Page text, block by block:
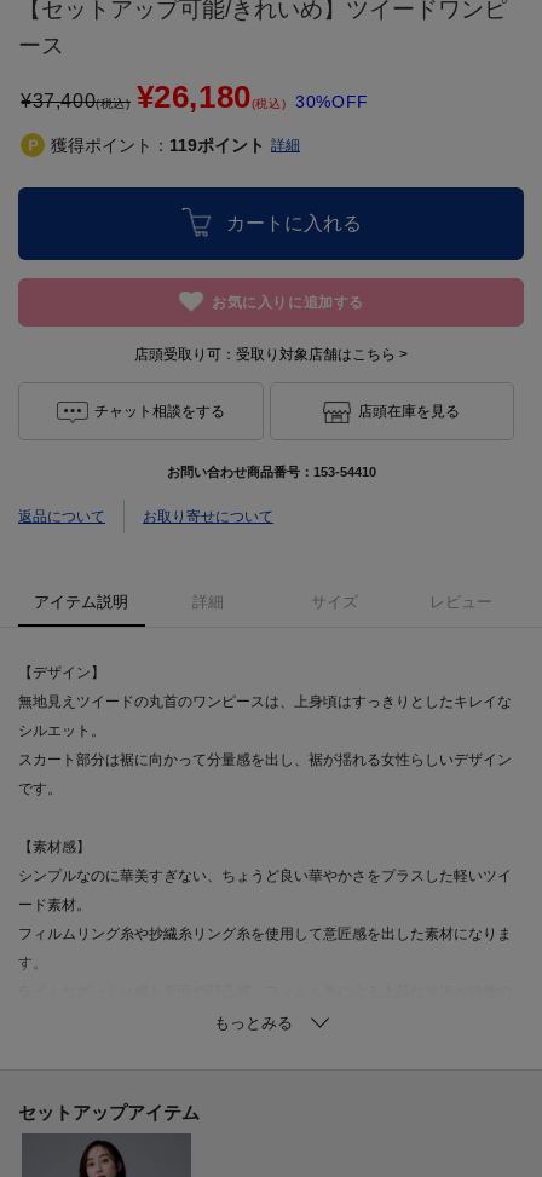
【セットアップ可能/きれいめ】ツイードワンピ
ース
¥37,400(税込) ¥26,180(税込) 30%OFF
獲得ポイント： 119ポイント 詳細
カートに入れる
お気に入りに追加する
店頭受取り可： 受取り対象店舗はこちら >
チャット相談をする 店頭在庫を見る
お問い合わせ商品番号： 153-54410
返品について お取り寄せについて
アイテム説明 詳細 サイズ レビュー
【デザイン】
無地見えツイードの丸首のワンピースは、上身頃はすっきりとしたキレイな
シルエット。
スカート部分は裾に向かって分量感を出し、裾が揺れる女性らしいデザイン
です。
【素材感】
シンプルなのに華美すぎない、ちょうど良い華やかさをプラスした軽いツイ
ード素材。
フィルムリング糸や抄繊糸リング糸を使用して意匠感を出した素材になりま
す。
同素材のツイードジャケット（商品番号：153－44410）との合わせがおすす
めです。
ご家族の大切な行事などのきちんとしたシーンにはもちろん、ワンピース単
セットアップアイテム